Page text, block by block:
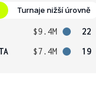
Turnaje nižší úrovně
$9.4M
22
$7.4M 19